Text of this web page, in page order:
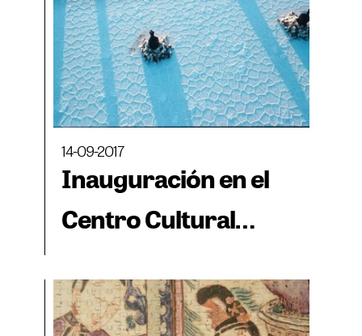
14-09-2017
Inauguración en el
Centro Cultural